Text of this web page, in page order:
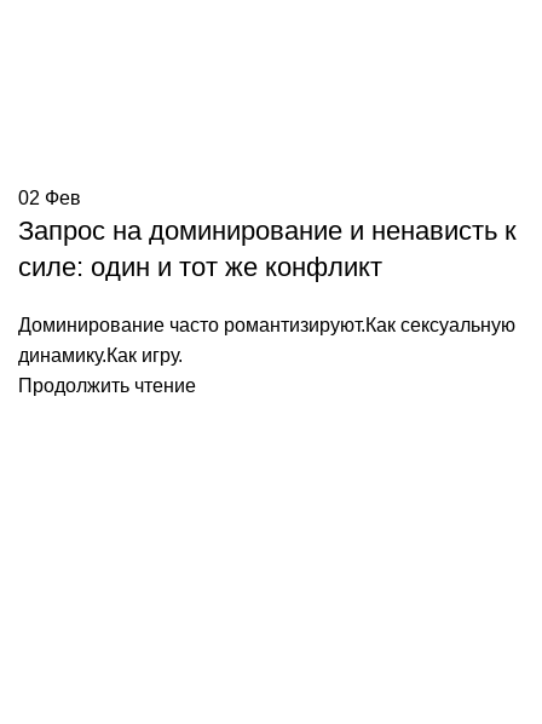
02 Фев
Запрос на доминирование и ненависть к
силе: один и тот же конфликт
Доминирование часто романтизируют.Как сексуальную
динамику.Как игру.
Продолжить чтение